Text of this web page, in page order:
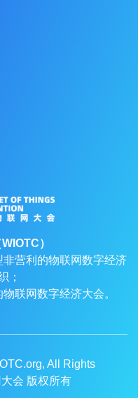
）
营利的物联网数字经济
；
联网数字经济大会。
, All Rights
会 版权所有